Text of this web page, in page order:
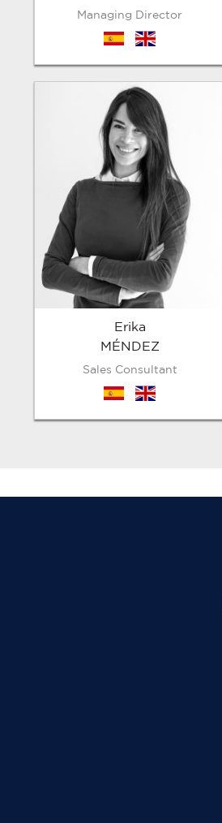
Managing Director
es en
Erika
MÉNDEZ
Sales Consultant
es en